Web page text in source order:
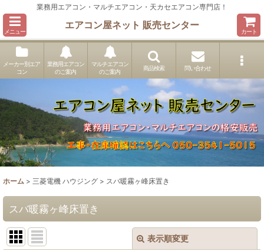
業務用エアコン・マルチエアコン・天カセエアコン専門店！
メニュー
エアコン屋ネット 販売センター
カート
メーカー別エア
コン
業務用エアコン
のご案内
マルチエアコン
のご案内
商品検索 問い合わせ
ホーム > 三菱電機 ハウジング > スバ暖霧ヶ峰床置き
スバ暖霧ヶ峰床置き
表示順変更